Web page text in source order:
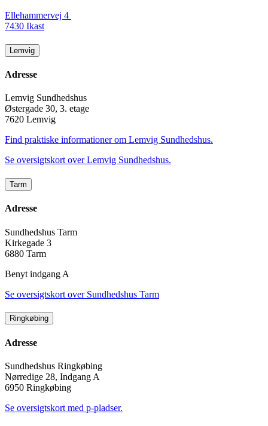
Ellehammervej 4
7430 Ikast
Lemvig
Adresse
Lemvig Sundhedshus
Østergade 30, 3. etage
7620 Lemvig
Find praktiske informationer om Lemvig Sundhedshus.
Se oversigtskort over Lemvig Sundhedshus.
Tarm
Adresse
Sundhedshus Tarm
Kirkegade 3
6880 Tarm
Benyt indgang A
Se oversigtskort over Sundhedshus Tarm
Ringkøbing
Adresse
Sundhedshus Ringkøbing
Nørredige 28, Indgang A
6950 Ringkøbing
Se oversigtskort med p-pladser.